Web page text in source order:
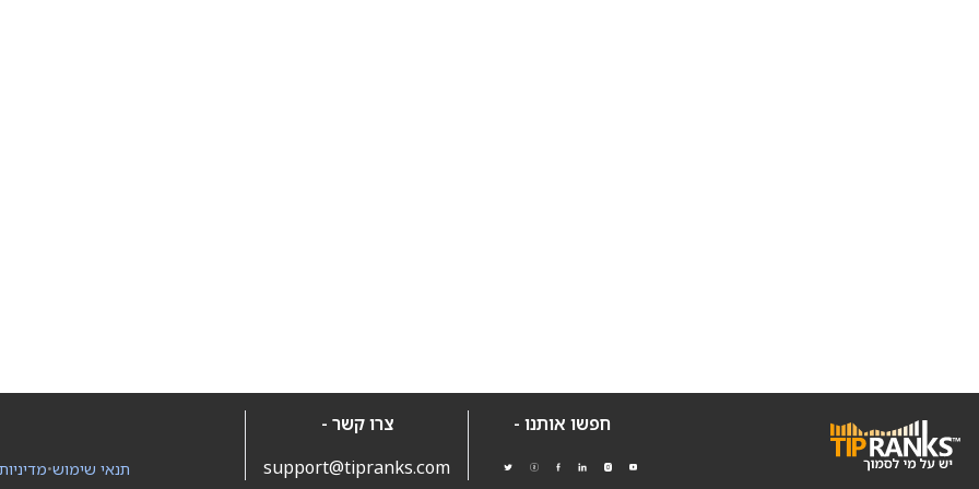
חפשו אותנו -
צרו קשר -
support@tipranks.com
•תנאי שימוש